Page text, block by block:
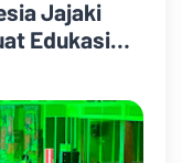
Jajaki
Edukasi